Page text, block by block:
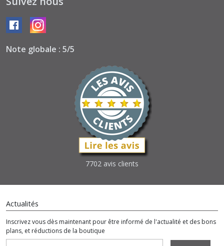
Note globale : 5/5
7702 avis clients
Actualités
Inscrivez vous dès maintenant pour être informé de l'actualité et des bons
plans, et réductions de la boutique